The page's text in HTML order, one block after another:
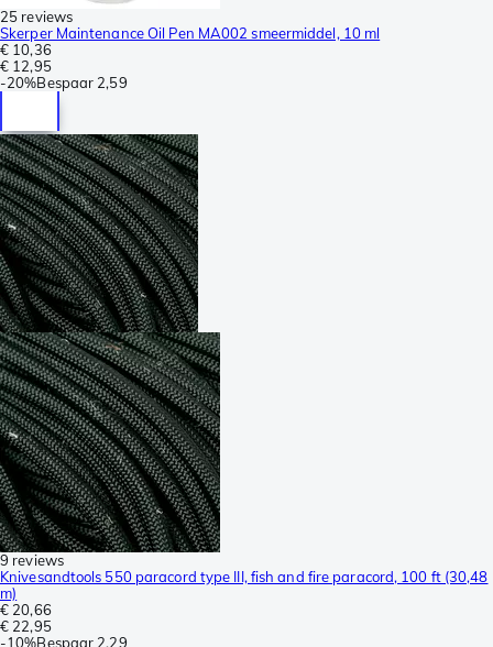
25 reviews
Skerper Maintenance Oil Pen MA002 smeermiddel, 10 ml
€ 10,36
€ 12,95
-20%Bespaar 2,59
9 reviews
Knivesandtools 550 paracord type III, fish and fire paracord, 100 ft (30,48
m)
€ 20,66
€ 22,95
-10%Bespaar 2,29